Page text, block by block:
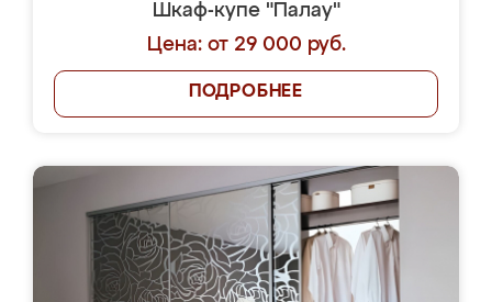
Шкаф-купе "Палау"
Цена: от 29 000 руб.
ПОДРОБНЕЕ